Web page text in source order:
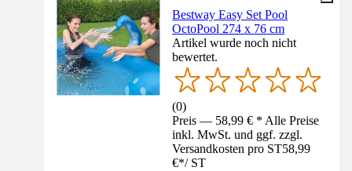
Bestway Easy Set Pool
OctoPool 274 x 76 cm
Artikel wurde noch nicht
bewertet.
(0)
Preis — 58,99 € * Alle Preise
inkl. MwSt. und ggf. zzgl.
Versandkosten pro ST58,99
€*/ ST